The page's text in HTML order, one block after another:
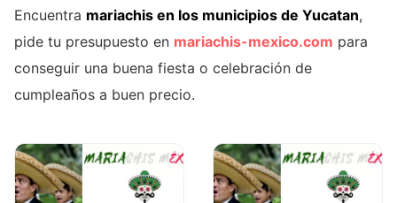
Encuentra mariachis en los municipios de Yucatan,
pide tu presupuesto en mariachis-mexico.com para
conseguir una buena fiesta o celebración de
cumpleaños a buen precio.